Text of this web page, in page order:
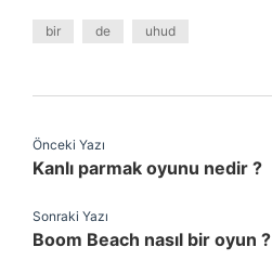
bir de uhud
Önceki Yazı
Kanlı parmak oyunu nedir ?
Sonraki Yazı
Boom Beach nasıl bir oyun ?